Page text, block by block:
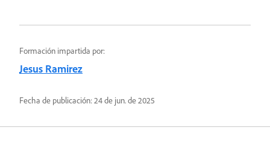
Formación impartida por:
Jesus Ramirez
Fecha de publicación:24 de jun. de 2025